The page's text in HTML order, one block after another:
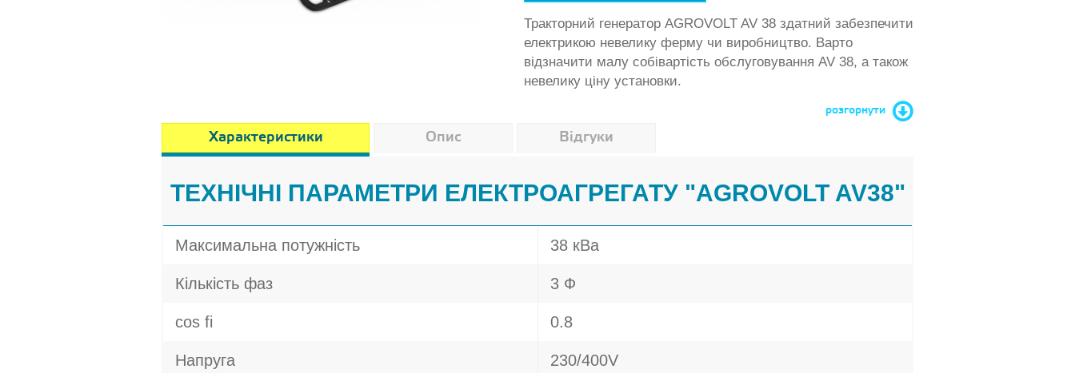
Тракторний генератор AGROVOLT AV 38 здатний забезпечити
електрикою невелику ферму чи виробництво. Варто
відзначити малу собівартість обслуговування AV 38, а також
невелику ціну установки.
розгорнути
Характеристики Опис Відгуки
ТЕХНІЧНІ ПАРАМЕТРИ ЕЛЕКТРОАГРЕГАТУ "AGROVOLT AV38"
Максимальна потужність 38 кВа
Кількість фаз 3 Ф
cos fi 0.8
Напруга 230/400V